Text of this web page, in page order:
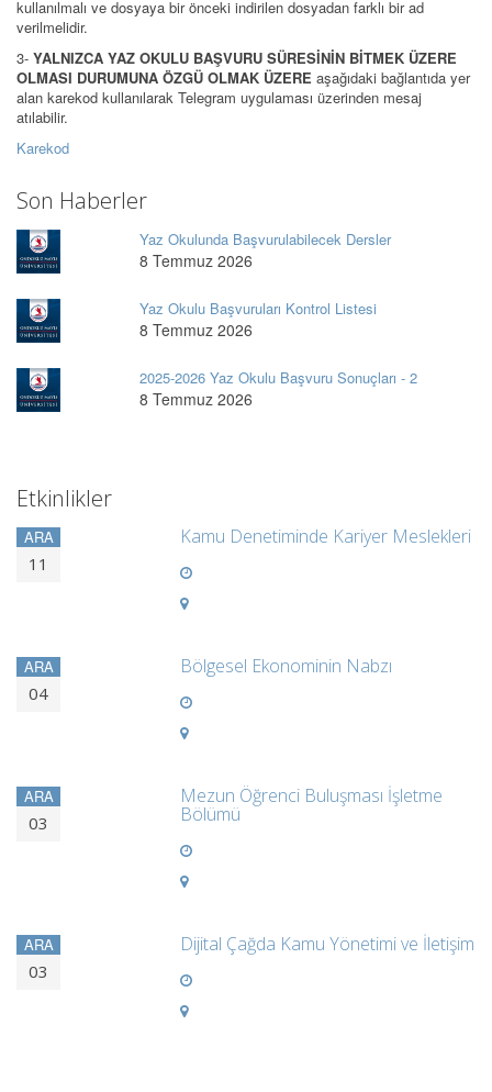
kullanılmalı ve dosyaya bir önceki indirilen dosyadan farklı bir ad
verilmelidir.
3- YALNIZCA YAZ OKULU BAŞVURU SÜRESİNİN BİTMEK ÜZERE
OLMASI DURUMUNA ÖZGÜ OLMAK ÜZERE aşağıdaki bağlantıda yer
alan karekod kullanılarak Telegram uygulaması üzerinden mesaj
atılabilir.
Karekod
Son Haberler
Yaz Okulunda Başvurulabilecek Dersler
8 Temmuz 2026
Yaz Okulu Başvuruları Kontrol Listesi
8 Temmuz 2026
2025-2026 Yaz Okulu Başvuru Sonuçları - 2
8 Temmuz 2026
Etkinlikler
ARA
11
Kamu Denetiminde Kariyer Meslekleri
ARA
04
Bölgesel Ekonominin Nabzı
ARA
03
Mezun Öğrenci Buluşması İşletme
Bölümü
ARA
03
Dijital Çağda Kamu Yönetimi ve İletişim